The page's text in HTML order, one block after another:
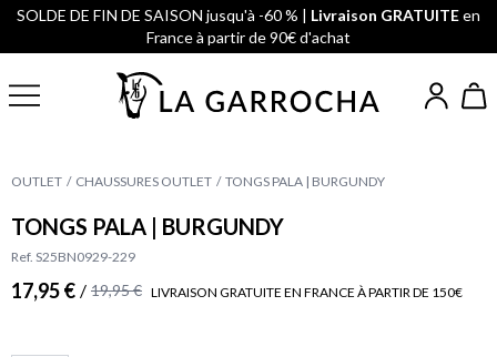
SOLDE DE FIN DE SAISON jusqu'à -60 % | Livraison GRATUITEen
France à partir de 90€ d'achat
OUTLET CHAUSSURES OUTLET TONGS PALA | BURGUNDY
TONGS PALA | BURGUNDY
Ref. S25BN0929-229
17,95 € / 19,95 € LIVRAISON GRATUITE EN FRANCE À PARTIR DE 150€